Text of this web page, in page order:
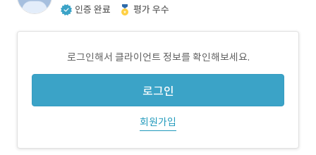
인증 완료 평가 우수
로그인해서 클라이언트 정보를 확인해보세요.
로그인
회원가입